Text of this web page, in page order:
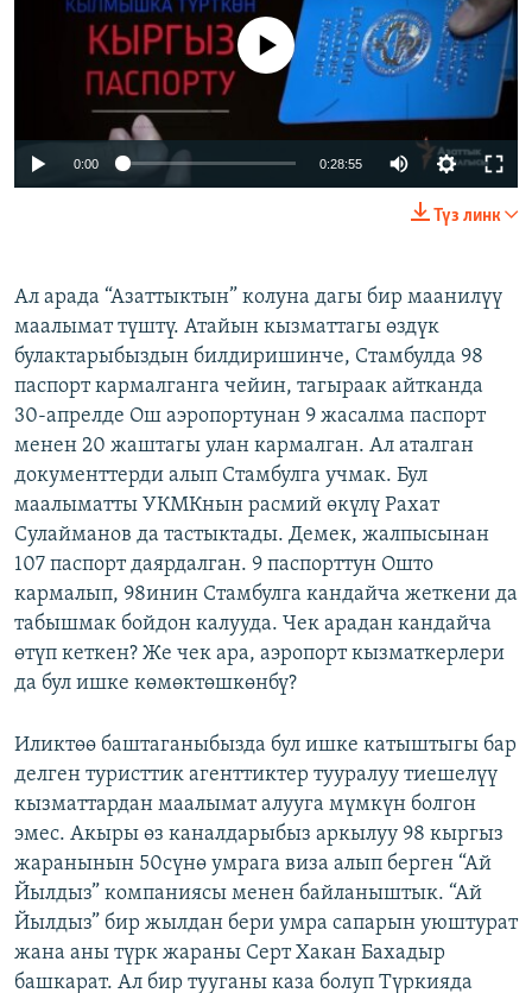
No media source currently available
0:00 0:28:55
Түз линк
Ал арада “Азаттыктын” колуна дагы бир маанилүү
маалымат түштү. Атайын кызматтагы өздүк
булактарыбыздын билдиришинче, Стамбулда 98
паспорт кармалганга чейин, тагыраак айтканда
30-апрелде Ош аэропортунан 9 жасалма паспорт
менен 20 жаштагы улан кармалган. Ал аталган
документтерди алып Стамбулга учмак. Бул
маалыматты УКМКнын расмий өкүлү Рахат
Сулайманов да тастыктады. Демек, жалпысынан
107 паспорт даярдалган. 9 паспорттун Ошто
кармалып, 98инин Стамбулга кандайча жеткени да
табышмак бойдон калууда. Чек арадан кандайча
өтүп кеткен? Же чек ара, аэропорт кызматкерлери
да бул ишке көмөктөшкөнбү?
Иликтөө баштаганыбызда бул ишке катыштыгы бар
делген туристтик агенттиктер тууралуу тиешелүү
кызматтардан маалымат алууга мүмкүн болгон
эмес. Акыры өз каналдарыбыз аркылуу 98 кыргыз
жаранынын 50сүнө умрага виза алып берген “Ай
Йылдыз” компаниясы менен байланыштык. “Ай
Йылдыз” бир жылдан бери умра сапарын уюштурат
жана аны түрк жараны Серт Хакан Бахадыр
башкарат. Ал бир тууганы каза болуп Түркияда